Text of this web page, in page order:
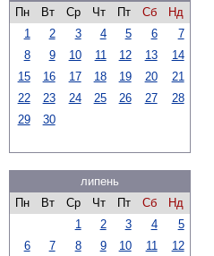
Пн
Вт Ср Чт Пт Сб
Нд
1
2 3 4 5 6
7
8
9 10 11 12 13
14
15
16 17 18 19 20
21
22
23 24 25 26 27
28
29
30
липень
Пн
Вт Ср Чт Пт Сб
Нд
1
2 3 4
5
6
7 8 9 10 11
12